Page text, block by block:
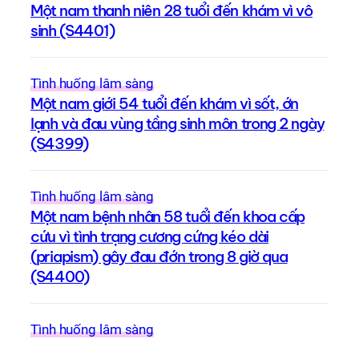
Một nam thanh niên 28 tuổi đến khám vì vô
sinh (S4401)
Tình huống lâm sàng
Một nam giới 54 tuổi đến khám vì sốt, ớn
lạnh và đau vùng tầng sinh môn trong 2 ngày
(S4399)
Tình huống lâm sàng
Một nam bệnh nhân 58 tuổi đến khoa cấp
cứu vì tình trạng cương cứng kéo dài
(priapism) gây đau đớn trong 8 giờ qua
(S4400)
Tình huống lâm sàng